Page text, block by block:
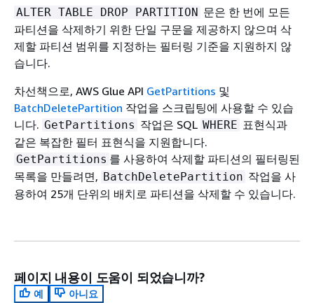
ALTER TABLE DROP PARTITION 문은 한 번에 모든
파티션을 삭제하기 위한 단일 구문을 제공하지 않으며 삭
제할 파티션 범위를 지정하는 필터링 기준을 지원하지 않
습니다.
차선책으로, AWS Glue API GetPartitions 및
BatchDeletePartition 작업을 스크립팅에 사용할 수 있습
니다. GetPartitions 작업은 SQL WHERE 표현식과
같은 복잡한 필터 표현식을 지원합니다.
GetPartitions 를 사용하여 삭제할 파티션의 필터링된
목록을 만들려면, BatchDeletePartition 작업을 사
용하여 25개 단위의 배치로 파티션을 삭제할 수 있습니다.
페이지 내용이 도움이 되었습니까?
예
아니요